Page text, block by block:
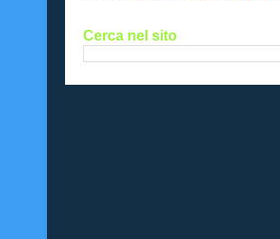
Cerca nel sito